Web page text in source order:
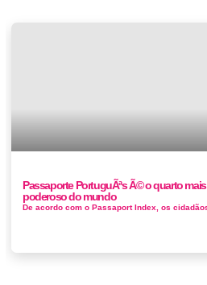
Passaporte PortuguÃªs Ã© o quarto mais
poderoso do mundo